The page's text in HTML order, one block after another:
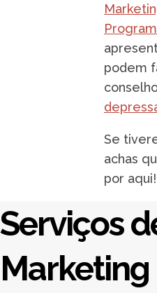
podem
Se
achas
por
Serviços